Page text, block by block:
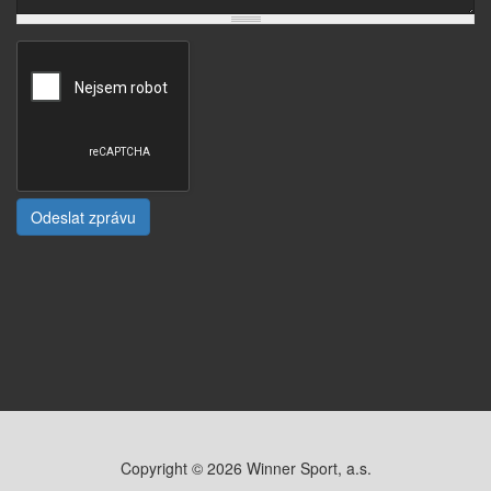
Odeslat zprávu
Copyright © 2026 Winner Sport, a.s.